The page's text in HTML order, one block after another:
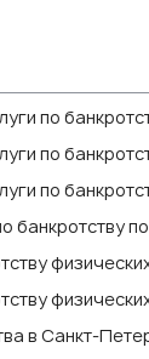
по
по
по
банкротству
в Санкт-